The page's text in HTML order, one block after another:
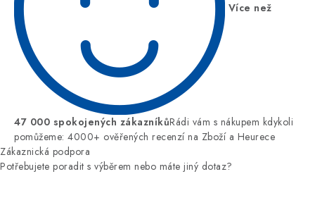
Více než
47 000 spokojených zákazníkůRádi vám s nákupem kdykoli
pomůžeme: 4000+ ověřených recenzí na Zboží a Heurece
Zákaznická podpora
Potřebujete poradit s výběrem nebo máte jiný dotaz?